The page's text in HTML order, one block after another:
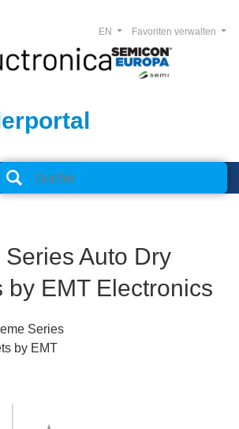
Favoriten verwalten
EN
Series Auto Dry
by EMT Electronics